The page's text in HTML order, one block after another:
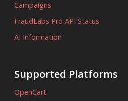
Campaigns
FraudLabs Pro API Status
AI Information
Supported Platforms
OpenCart